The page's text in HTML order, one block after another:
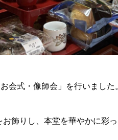
会式・像師会」を行いました
飾りし、本堂を華やかに彩